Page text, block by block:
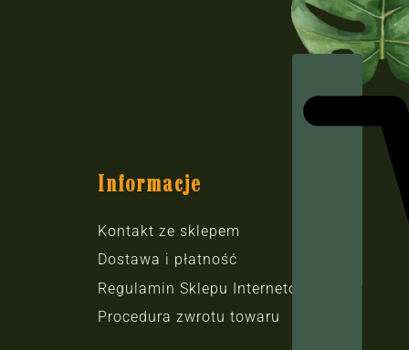
Informacje
Kontakt ze sklepem
Dostawa i płatność
Regulamin Sklepu Internetowego
Procedura zwrotu towaru